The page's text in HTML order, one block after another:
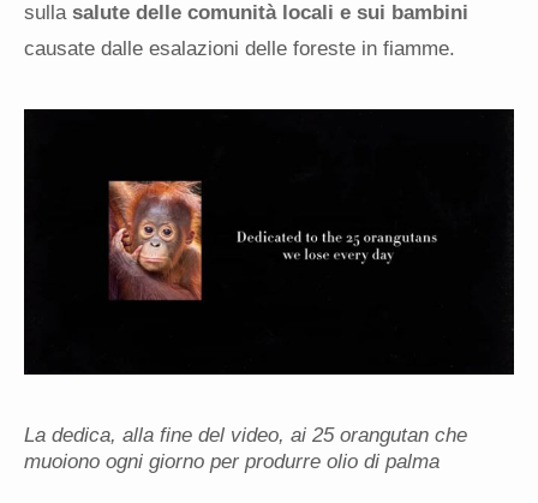
sulla salute delle comunità locali e sui bambini
causate dalle esalazioni delle foreste in fiamme.
La dedica, alla fine del video, ai 25 orangutan che
muoiono ogni giorno per produrre olio di palma